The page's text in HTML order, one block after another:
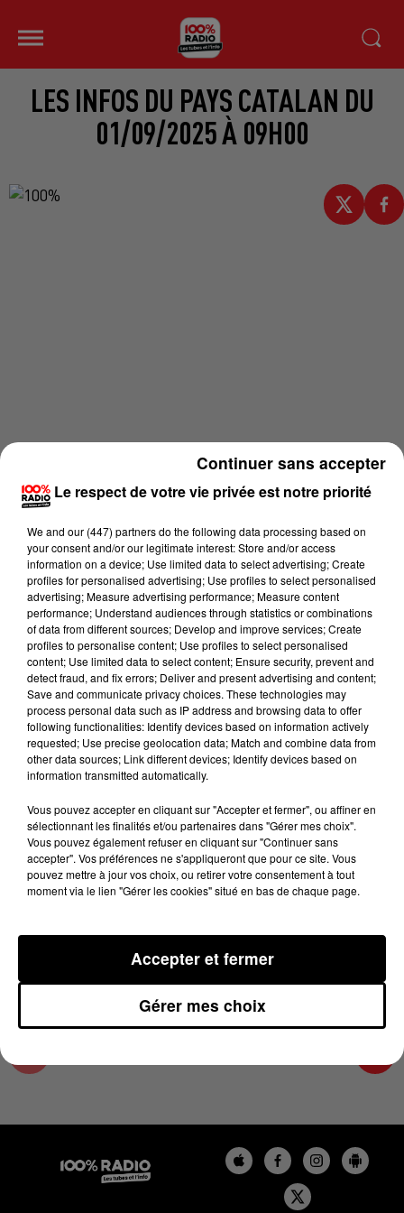
LES INFOS DU PAYS CATALAN DU
01/09/2025 À 09H00
Lecture (4 min 15 sec)
100%
100% Radio les infos du Pays Catalan
1er septembre 2025 - 4 min 15 sec
LES INFOS DU PAYS CATALAN DU 01/09/2025
À 09H00
Podcasts infos du Pays Catalan
Le respect de votre vie privée est notre priorité
We and our (447) partnersdo the following data processing based on
your consent and/or our legitimate interest: Store and/or access
information on a device; Use limited data to select advertising; Create
profiles for personalised advertising; Use profiles to select personalised
advertising; Measure advertising performance; Measure content
performance; Understand audiences through statistics or combinations
of data from different sources; Develop and improve services; Create
profiles to personalise content; Use profiles to select personalised
content; Use limited data to select content; Ensure security, prevent and
detect fraud, and fix errors; Deliver and present advertising and content;
Save and communicate privacy choices. These technologies may
process personal data such as IP address and browsing data to offer
following functionalities: Identify devices based on information actively
requested; Use precise geolocation data; Match and combine data from
other data sources; Link different devices; Identify devices based on
information transmitted automatically.
Vous pouvez accepter en cliquant sur "Accepter et fermer", ou affiner en
sélectionnant les finalités et/ou partenaires dans "Gérer mes choix".
Vous pouvez également refuser en cliquant sur "Continuer sans
accepter". Vos préférences ne s'appliqueront que pour ce site. Vous
pouvez mettre à jour vos choix, ou retirer votre consentement à tout
moment via le lien "Gérer les cookies" situé en bas de chaque page.
Gérer mes choix
Accepter et fermer
Continuer sans accepter